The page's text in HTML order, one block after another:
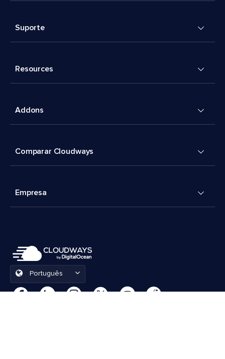
Suporte
Resources
Addons
Comparar Cloudways
Empresa
Português